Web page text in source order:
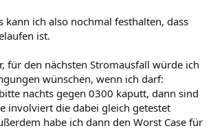
kann ich also nochmal festhalten, dass
ist.
für den nächsten Stromausfall würde ich
wünschen, wenn ich darf:
nachts gegen 0300 kaputt, dann sind
involviert die dabei gleich getestet
habe ich dann den Worst Case für